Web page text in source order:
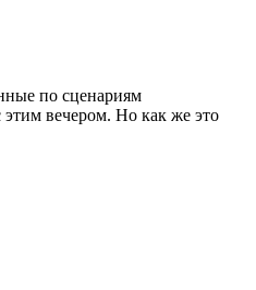
по сценариям
вечером. Но как же это